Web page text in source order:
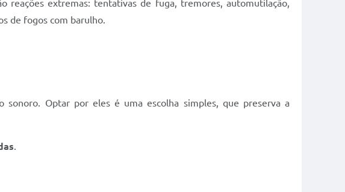
reações extremas: tentativas de fuga, tremores, automutilação,
de fogos com barulho.
Optar por eles é uma escolha simples, que preserva a
.